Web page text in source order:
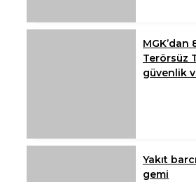
Terörsüz
güvenlik
Yakıt
gemi